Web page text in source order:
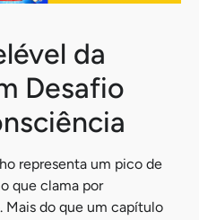
da
Desafio
representa um pico de
que clama por
Mais do que um capítulo